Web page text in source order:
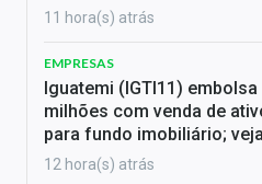
11 hora(s) atrás
EMPRESAS
Iguatemi (IGTI11) embolsa
milhões com venda de
para fundo imobiliário;
12 hora(s) atrás